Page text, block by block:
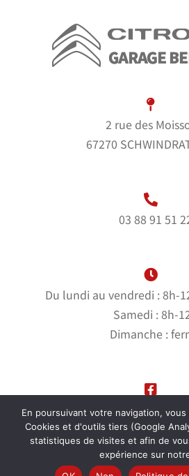
2 rue des
67270
03 88 91 51
Du lundi au vendredi : 8h-
Samedi : 8h-
Dimanche :
Suivez-nous sur notre
© Garage Bernhardt |Mentions
En poursuivant votre navigation, vous
Cookies et d'outils tiers (Google
statistiques de visites et afin de
expérience sur